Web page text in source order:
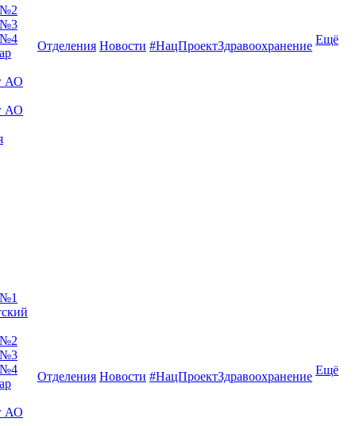
№2
№3
№4
АО
АО
Отделения Новости #НацПроектЗдравоохранение Ещё
№2
№3
№4
АО
Отделения Новости #НацПроектЗдравоохранение Ещё